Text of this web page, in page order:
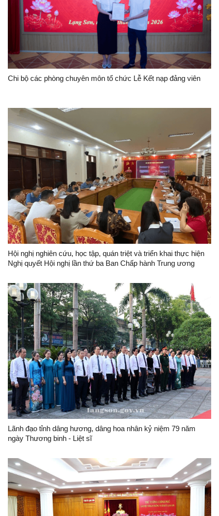
Chi bộ các phòng chuyên môn tổ chức Lễ Kết nạp đảng viên
Hội nghị nghiên cứu, học tập, quán triệt và triển khai thực hiện
Nghị quyết Hội nghị lần thứ ba Ban Chấp hành Trung ương
Đồng Đăng-Lạng Sơn
Lãnh đạo tỉnh dâng hương, dâng hoa nhân kỷ niệm 79 năm
ngày Thương binh - Liệt sĩ